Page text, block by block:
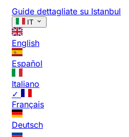
Guide dettagliate su Istanbul
IT
English
Español
Italiano
✓
Français
Deutsch